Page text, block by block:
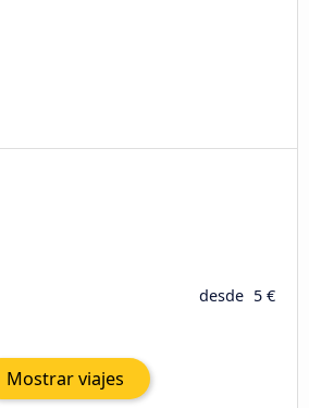
desde 5 €
Mostrar viajes